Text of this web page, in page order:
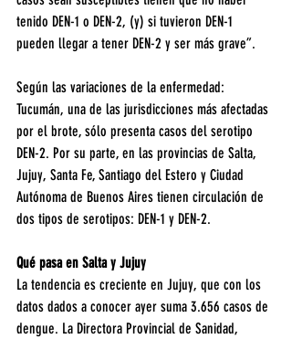
tenido DEN-1 o DEN-2, (y) si tuvieron DEN-1
pueden llegar a tener DEN-2 y ser más grave”.
Según las variaciones de la enfermedad:
Tucumán, una de las jurisdicciones más afectadas
por el brote, sólo presenta casos del serotipo
DEN-2. Por su parte, en las provincias de Salta,
Jujuy, Santa Fe, Santiago del Estero y Ciudad
Autónoma de Buenos Aires tienen circulación de
dos tipos de serotipos: DEN-1 y DEN-2.
Qué pasa en Salta y Jujuy
La tendencia es creciente en Jujuy, que con los
datos dados a conocer ayer suma 3.656 casos de
dengue. La Directora Provincial de Sanidad,